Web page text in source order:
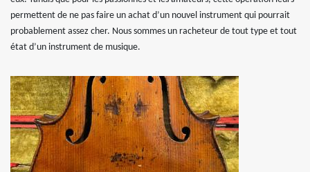
permettent de ne pas faire un achat d’un nouvel instrument qui pourrait
probablement assez cher. Nous sommes un racheteur de tout type et tout
état d’un instrument de musique.